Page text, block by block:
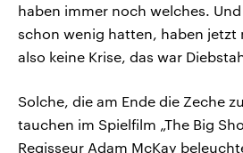
haben immer noch welches.
schon wenig hatten, haben jetzt
also keine Krise, das war
Solche, die am Ende die Zeche
tauchen im Spielfilm „The Big
Regisseur Adam McKay